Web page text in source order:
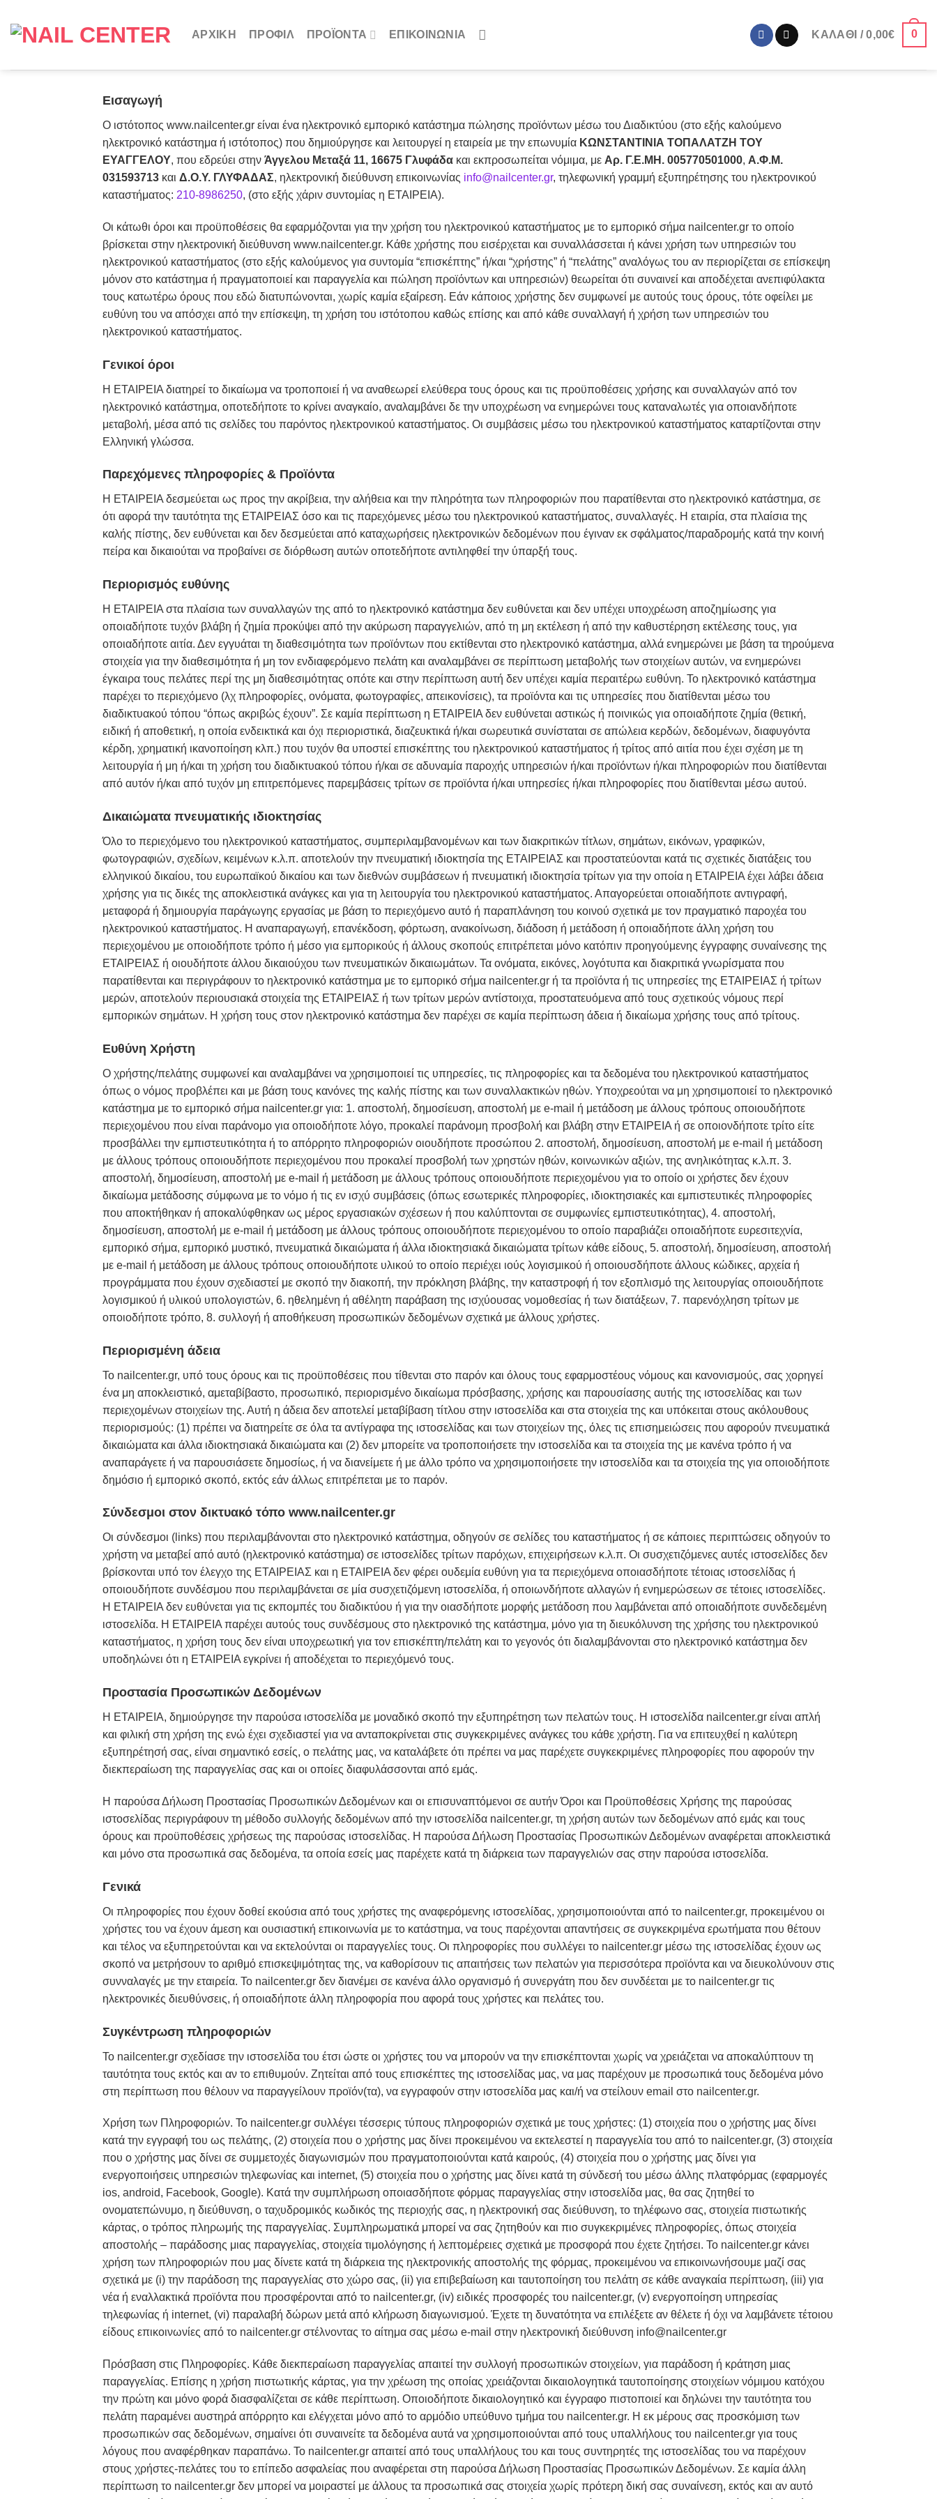
content
ΑΡΧΙΚΗ ΠΡΟΦΙΛ ΠΡΟΪΌΝΤΑ ΕΠΙΚΟΙΝΩΝΙΑ ΚΑΛΆΘΙ /0,00€ 0
Εισαγωγή
O ιστότοπος www.nailcenter.gr είναι ένα ηλεκτρονικό εμπορικό κατάστημα πώλησης προϊόντων μέσω του Διαδικτύου (στο εξής καλούμενο
ηλεκτρονικό κατάστημα ή ιστότοπος) που δημιούργησε και λειτουργεί η εταιρεία με την επωνυμία ΚΩΝΣΤΑΝΤΙΝΙΑ ΤΟΠΑΛΑΤΖΗ ΤΟΥ
ΕΥΑΓΓΕΛΟΥ, που εδρεύει στην Άγγελου Μεταξά 11, 16675 Γλυφάδα και εκπροσωπείται νόμιμα, με Αρ. Γ.Ε.ΜΗ. 005770501000, Α.Φ.Μ.
031593713 και Δ.Ο.Υ. ΓΛΥΦΑΔΑΣ, ηλεκτρονική διεύθυνση επικοινωνίας info@nailcenter.gr, τηλεφωνική γραμμή εξυπηρέτησης του ηλεκτρονικού
καταστήματος: 210-8986250, (στο εξής χάριν συντομίας η ΕΤΑΙΡΕΙΑ).
Οι κάτωθι όροι και προϋποθέσεις θα εφαρμόζονται για την χρήση του ηλεκτρονικού καταστήματος με το εμπορικό σήμα nailcenter.gr το οποίο
βρίσκεται στην ηλεκτρονική διεύθυνση www.nailcenter.gr. Κάθε χρήστης που εισέρχεται και συναλλάσσεται ή κάνει χρήση των υπηρεσιών του
ηλεκτρονικού καταστήματος (στο εξής καλούμενος για συντομία “επισκέπτης” ή/και “χρήστης” ή “πελάτης” αναλόγως του αν περιορίζεται σε επίσκεψη
μόνον στο κατάστημα ή πραγματοποιεί και παραγγελία και πώληση προϊόντων και υπηρεσιών) θεωρείται ότι συναινεί και αποδέχεται ανεπιφύλακτα
τους κατωτέρω όρους που εδώ διατυπώνονται, χωρίς καμία εξαίρεση. Εάν κάποιος χρήστης δεν συμφωνεί με αυτούς τους όρους, τότε οφείλει με
ευθύνη του να απόσχει από την επίσκεψη, τη χρήση του ιστότοπου καθώς επίσης και από κάθε συναλλαγή ή χρήση των υπηρεσιών του
ηλεκτρονικού καταστήματος.
Γενικοί όροι
Η ΕΤΑΙΡΕΙΑ διατηρεί το δικαίωμα να τροποποιεί ή να αναθεωρεί ελεύθερα τoυς όρους και τις προϋποθέσεις χρήσης και συναλλαγών από τον
ηλεκτρονικό κατάστημα, οποτεδήποτε το κρίνει αναγκαίο, αναλαμβάνει δε την υποχρέωση να ενημερώνει τους καταναλωτές για οποιανδήποτε
μεταβολή, μέσα από τις σελίδες του παρόντος ηλεκτρονικού καταστήματος. Οι συμβάσεις μέσω του ηλεκτρονικού καταστήματος καταρτίζονται στην
Ελληνική γλώσσα.
Παρεχόμενες πληροφορίες & Προϊόντα
H ΕΤΑΙΡΕΙΑ δεσμεύεται ως προς την ακρίβεια, την αλήθεια και την πληρότητα των πληροφοριών που παρατίθενται στο ηλεκτρονικό κατάστημα, σε
ότι αφορά την ταυτότητα της ΕΤΑΙΡΕΙΑΣ όσο και τις παρεχόμενες μέσω του ηλεκτρονικού καταστήματος, συναλλαγές. Η εταιρία, στα πλαίσια της
καλής πίστης, δεν ευθύνεται και δεν δεσμεύεται από καταχωρήσεις ηλεκτρονικών δεδομένων που έγιναν εκ σφάλματος/παραδρομής κατά την κοινή
πείρα και δικαιούται να προβαίνει σε διόρθωση αυτών οποτεδήποτε αντιληφθεί την ύπαρξή τους.
Περιορισμός ευθύνης
Η ΕΤΑΙΡΕΙΑ στα πλαίσια των συναλλαγών της από το ηλεκτρονικό κατάστημα δεν ευθύνεται και δεν υπέχει υποχρέωση αποζημίωσης για
οποιαδήποτε τυχόν βλάβη ή ζημία προκύψει από την ακύρωση παραγγελιών, από τη μη εκτέλεση ή από την καθυστέρηση εκτέλεσης τους, για
οποιαδήποτε αιτία. Δεν εγγυάται τη διαθεσιμότητα των προϊόντων που εκτίθενται στο ηλεκτρονικό κατάστημα, αλλά ενημερώνει με βάση τα τηρούμενα
στοιχεία για την διαθεσιμότητα ή μη τον ενδιαφερόμενο πελάτη και αναλαμβάνει σε περίπτωση μεταβολής των στοιχείων αυτών, να ενημερώνει
έγκαιρα τους πελάτες περί της μη διαθεσιμότητας οπότε και στην περίπτωση αυτή δεν υπέχει καμία περαιτέρω ευθύνη. Το ηλεκτρονικό κατάστημα
παρέχει το περιεχόμενο (λχ πληροφορίες, ονόματα, φωτογραφίες, απεικονίσεις), τα προϊόντα και τις υπηρεσίες που διατίθενται μέσω του
διαδικτυακού τόπου “όπως ακριβώς έχουν”. Σε καμία περίπτωση η ΕΤΑΙΡΕΙΑ δεν ευθύνεται αστικώς ή ποινικώς για οποιαδήποτε ζημία (θετική,
ειδική ή αποθετική, η οποία ενδεικτικά και όχι περιοριστικά, διαζευκτικά ή/και σωρευτικά συνίσταται σε απώλεια κερδών, δεδομένων, διαφυγόντα
κέρδη, χρηματική ικανοποίηση κλπ.) που τυχόν θα υποστεί επισκέπτης του ηλεκτρονικού καταστήματος ή τρίτος από αιτία που έχει σχέση με τη
λειτουργία ή μη ή/και τη χρήση του διαδικτυακού τόπου ή/και σε αδυναμία παροχής υπηρεσιών ή/και προϊόντων ή/και πληροφοριών που διατίθενται
από αυτόν ή/και από τυχόν μη επιτρεπόμενες παρεμβάσεις τρίτων σε προϊόντα ή/και υπηρεσίες ή/και πληροφορίες που διατίθενται μέσω αυτού.
Δικαιώματα πνευματικής ιδιοκτησίας
Όλο το περιεχόμενο του ηλεκτρονικού καταστήματος, συμπεριλαμβανομένων και των διακριτικών τίτλων, σημάτων, εικόνων, γραφικών,
φωτογραφιών, σχεδίων, κειμένων κ.λ.π. αποτελούν την πνευματική ιδιοκτησία της ΕΤΑΙΡΕΙΑΣ και προστατεύονται κατά τις σχετικές διατάξεις του
ελληνικού δικαίου, του ευρωπαϊκού δικαίου και των διεθνών συμβάσεων ή πνευματική ιδιοκτησία τρίτων για την οποία η ΕΤΑΙΡΕΙΑ έχει λάβει άδεια
χρήσης για τις δικές της αποκλειστικά ανάγκες και για τη λειτουργία του ηλεκτρονικού καταστήματος. Απαγορεύεται οποιαδήποτε αντιγραφή,
μεταφορά ή δημιουργία παράγωγης εργασίας με βάση το περιεχόμενο αυτό ή παραπλάνηση του κοινού σχετικά με τον πραγματικό παροχέα του
ηλεκτρονικού καταστήματος. Η αναπαραγωγή, επανέκδοση, φόρτωση, ανακοίνωση, διάδοση ή μετάδοση ή οποιαδήποτε άλλη χρήση του
περιεχομένου με οποιοδήποτε τρόπο ή μέσο για εμπορικούς ή άλλους σκοπούς επιτρέπεται μόνο κατόπιν προηγούμενης έγγραφης συναίνεσης της
ΕΤΑΙΡΕΙΑΣ ή οιουδήποτε άλλου δικαιούχου των πνευματικών δικαιωμάτων. Τα ονόματα, εικόνες, λογότυπα και διακριτικά γνωρίσματα που
παρατίθενται και περιγράφουν το ηλεκτρονικό κατάστημα με το εμπορικό σήμα nailcenter.gr ή τα προϊόντα ή τις υπηρεσίες της ΕΤΑΙΡΕΙΑΣ ή τρίτων
μερών, αποτελούν περιουσιακά στοιχεία της ΕΤΑΙΡΕΙΑΣ ή των τρίτων μερών αντίστοιχα, προστατευόμενα από τους σχετικούς νόμους περί
εμπορικών σημάτων. Η χρήση τους στον ηλεκτρονικό κατάστημα δεν παρέχει σε καμία περίπτωση άδεια ή δικαίωμα χρήσης τους από τρίτους.
Ευθύνη Χρήστη
Ο χρήστης/πελάτης συμφωνεί και αναλαμβάνει να χρησιμοποιεί τις υπηρεσίες, τις πληροφορίες και τα δεδομένα του ηλεκτρονικού καταστήματος
όπως ο νόμος προβλέπει και με βάση τους κανόνες της καλής πίστης και των συναλλακτικών ηθών. Υποχρεούται να μη χρησιμοποιεί τo ηλεκτρονικό
κατάστημα με το εμπορικό σήμα nailcenter.gr για: 1. αποστολή, δημοσίευση, αποστολή με e-mail ή μετάδοση με άλλους τρόπους οποιουδήποτε
περιεχομένου που είναι παράνομο για οποιοδήποτε λόγο, προκαλεί παράνομη προσβολή και βλάβη στην ΕΤΑΙΡΕΙΑ ή σε οποιονδήποτε τρίτο είτε
προσβάλλει την εμπιστευτικότητα ή το απόρρητο πληροφοριών οιουδήποτε προσώπου 2. αποστολή, δημοσίευση, αποστολή με e-mail ή μετάδοση
με άλλους τρόπους οποιουδήποτε περιεχομένου που προκαλεί προσβολή των χρηστών ηθών, κοινωνικών αξιών, της ανηλικότητας κ.λ.π. 3.
αποστολή, δημοσίευση, αποστολή με e-mail ή μετάδοση με άλλους τρόπους οποιουδήποτε περιεχομένου για το οποίο οι χρήστες δεν έχουν
δικαίωμα μετάδοσης σύμφωνα με το νόμο ή τις εν ισχύ συμβάσεις (όπως εσωτερικές πληροφορίες, ιδιοκτησιακές και εμπιστευτικές πληροφορίες
που αποκτήθηκαν ή αποκαλύφθηκαν ως μέρος εργασιακών σχέσεων ή που καλύπτονται σε συμφωνίες εμπιστευτικότητας), 4. αποστολή,
δημοσίευση, αποστολή με e-mail ή μετάδοση με άλλους τρόπους οποιουδήποτε περιεχομένου το οποίο παραβιάζει οποιαδήποτε ευρεσιτεχνία,
εμπορικό σήμα, εμπορικό μυστικό, πνευματικά δικαιώματα ή άλλα ιδιοκτησιακά δικαιώματα τρίτων κάθε είδους, 5. αποστολή, δημοσίευση, αποστολή
με e-mail ή μετάδοση με άλλους τρόπους οποιουδήποτε υλικού το οποίο περιέχει ιούς λογισμικού ή οποιουσδήποτε άλλους κώδικες, αρχεία ή
προγράμματα που έχουν σχεδιαστεί με σκοπό την διακοπή, την πρόκληση βλάβης, την καταστροφή ή τον εξοπλισμό της λειτουργίας οποιουδήποτε
λογισμικού ή υλικού υπολογιστών, 6. ηθελημένη ή αθέλητη παράβαση της ισχύουσας νομοθεσίας ή των διατάξεων, 7. παρενόχληση τρίτων με
οποιοδήποτε τρόπο, 8. συλλογή ή αποθήκευση προσωπικών δεδομένων σχετικά με άλλους χρήστες.
Περιορισμένη άδεια
Το nailcenter.gr, υπό τους όρους και τις προϋποθέσεις που τίθενται στο παρόν και όλους τους εφαρμοστέους νόμους και κανονισμούς, σας χορηγεί
ένα μη αποκλειστικό, αμεταβίβαστο, προσωπικό, περιορισμένο δικαίωμα πρόσβασης, χρήσης και παρουσίασης αυτής της ιστοσελίδας και των
περιεχομένων στοιχείων της. Αυτή η άδεια δεν αποτελεί μεταβίβαση τίτλου στην ιστοσελίδα και στα στοιχεία της και υπόκειται στους ακόλουθους
περιορισμούς: (1) πρέπει να διατηρείτε σε όλα τα αντίγραφα της ιστοσελίδας και των στοιχείων της, όλες τις επισημειώσεις που αφορούν πνευματικά
δικαιώματα και άλλα ιδιοκτησιακά δικαιώματα και (2) δεν μπορείτε να τροποποιήσετε την ιστοσελίδα και τα στοιχεία της με κανένα τρόπο ή να
αναπαράγετε ή να παρουσιάσετε δημοσίως, ή να διανείμετε ή με άλλο τρόπο να χρησιμοποιήσετε την ιστοσελίδα και τα στοιχεία της για οποιοδήποτε
δημόσιο ή εμπορικό σκοπό, εκτός εάν άλλως επιτρέπεται με το παρόν.
Σύνδεσμοι στον δικτυακό τόπο www.nailcenter.gr
Οι σύνδεσμοι (links) που περιλαμβάνονται στο ηλεκτρονικό κατάστημα, οδηγούν σε σελίδες του καταστήματος ή σε κάποιες περιπτώσεις οδηγούν το
χρήστη να μεταβεί από αυτό (ηλεκτρονικό κατάστημα) σε ιστοσελίδες τρίτων παρόχων, επιχειρήσεων κ.λ.π. Οι συσχετιζόμενες αυτές ιστοσελίδες δεν
βρίσκονται υπό τον έλεγχο της ΕΤΑΙΡΕΙΑΣ και η ΕΤΑΙΡΕΙΑ δεν φέρει ουδεμία ευθύνη για τα περιεχόμενα οποιασδήποτε τέτοιας ιστοσελίδας ή
οποιουδήποτε συνδέσμου που περιλαμβάνεται σε μία συσχετιζόμενη ιστοσελίδα, ή οποιωνδήποτε αλλαγών ή ενημερώσεων σε τέτοιες ιστοσελίδες.
Η EΤΑΙΡΕΙΑ δεν ευθύνεται για τις εκπομπές του διαδικτύου ή για την οιασδήποτε μορφής μετάδοση που λαμβάνεται από οποιαδήποτε συνδεδεμένη
ιστοσελίδα. Η ΕΤΑΙΡΕΙΑ παρέχει αυτούς τους συνδέσμους στο ηλεκτρονικό της κατάστημα, μόνο για τη διευκόλυνση της χρήσης του ηλεκτρονικού
καταστήματος, η χρήση τους δεν είναι υποχρεωτική για τον επισκέπτη/πελάτη και το γεγονός ότι διαλαμβάνονται στο ηλεκτρονικό κατάστημα δεν
υποδηλώνει ότι η ΕΤΑΙΡΕΙΑ εγκρίνει ή αποδέχεται το περιεχόμενό τους.
Προστασία Προσωπικών Δεδομένων
H ΕΤΑΙΡΕΙΑ, δημιούργησε την παρούσα ιστοσελίδα με μοναδικό σκοπό την εξυπηρέτηση των πελατών τους. Η ιστοσελίδα nailcenter.gr είναι απλή
και φιλική στη χρήση της ενώ έχει σχεδιαστεί για να ανταποκρίνεται στις συγκεκριμένες ανάγκες του κάθε χρήστη. Για να επιτευχθεί η καλύτερη
εξυπηρέτησή σας, είναι σημαντικό εσείς, ο πελάτης μας, να καταλάβετε ότι πρέπει να μας παρέχετε συγκεκριμένες πληροφορίες που αφορούν την
διεκπεραίωση της παραγγελίας σας και οι οποίες διαφυλάσσονται από εμάς.
Η παρούσα Δήλωση Προστασίας Προσωπικών Δεδομένων και οι επισυναπτόμενοι σε αυτήν Όροι και Προϋποθέσεις Χρήσης της παρούσας
ιστοσελίδας περιγράφουν τη μέθοδο συλλογής δεδομένων από την ιστοσελίδα nailcenter.gr, τη χρήση αυτών των δεδομένων από εμάς και τους
όρους και προϋποθέσεις χρήσεως της παρούσας ιστοσελίδας. Η παρούσα Δήλωση Προστασίας Προσωπικών Δεδομένων αναφέρεται αποκλειστικά
και μόνο στα προσωπικά σας δεδομένα, τα οποία εσείς μας παρέχετε κατά τη διάρκεια των παραγγελιών σας στην παρούσα ιστοσελίδα.
Γενικά
Οι πληροφορίες που έχουν δοθεί εκούσια από τους χρήστες της αναφερόμενης ιστοσελίδας, χρησιμοποιούνται από το nailcenter.gr, προκειμένου οι
χρήστες του να έχουν άμεση και ουσιαστική επικοινωνία με το κατάστημα, να τους παρέχονται απαντήσεις σε συγκεκριμένα ερωτήματα που θέτουν
και τέλος να εξυπηρετούνται και να εκτελούνται οι παραγγελίες τους. Οι πληροφορίες που συλλέγει το nailcenter.gr μέσω της ιστοσελίδας έχουν ως
σκοπό να μετρήσουν το αριθμό επισκεψιμότητας της, να καθορίσουν τις απαιτήσεις των πελατών για περισσότερα προϊόντα και να διευκολύνουν στις
συνναλαγές με την εταιρεία. Το nailcenter.gr δεν διανέμει σε κανένα άλλο οργανισμό ή συνεργάτη που δεν συνδέεται με το nailcenter.gr τις
ηλεκτρονικές διευθύνσεις, ή οποιαδήποτε άλλη πληροφορία που αφορά τους χρήστες και πελάτες του.
Συγκέντρωση πληροφοριών
Το nailcenter.gr σχεδίασε την ιστοσελίδα του έτσι ώστε οι χρήστες του να μπορούν να την επισκέπτονται χωρίς να χρειάζεται να αποκαλύπτουν τη
ταυτότητα τους εκτός και αν το επιθυμούν. Ζητείται από τους επισκέπτες της ιστοσελίδας μας, να μας παρέχουν με προσωπικά τους δεδομένα μόνο
στη περίπτωση που θέλουν να παραγγείλουν προϊόν(τα), να εγγραφούν στην ιστοσελίδα μας και/ή να στείλουν email στο nailcenter.gr.
Χρήση των Πληροφοριών. Το nailcenter.gr συλλέγει τέσσερις τύπους πληροφοριών σχετικά με τους χρήστες: (1) στοιχεία που ο χρήστης μας δίνει
κατά την εγγραφή του ως πελάτης, (2) στοιχεία που ο χρήστης μας δίνει προκειμένου να εκτελεστεί η παραγγελία του από το nailcenter.gr, (3) στοιχεία
που ο χρήστης μας δίνει σε συμμετοχές διαγωνισμών που πραγματοποιούνται κατά καιρούς, (4) στοιχεία που ο χρήστης μας δίνει για
ενεργοποιήσεις υπηρεσιών τηλεφωνίας και internet, (5) στοιχεία που ο χρήστης μας δίνει κατά τη σύνδεσή του μέσω άλλης πλατφόρμας (εφαρμογές
ios, android, Facebook, Google). Κατά την συμπλήρωση οποιασδήποτε φόρμας παραγγελίας στην ιστοσελίδα μας, θα σας ζητηθεί το
ονοματεπώνυμο, η διεύθυνση, ο ταχυδρομικός κωδικός της περιοχής σας, η ηλεκτρονική σας διεύθυνση, το τηλέφωνο σας, στοιχεία πιστωτικής
κάρτας, ο τρόπος πληρωμής της παραγγελίας. Συμπληρωματικά μπορεί να σας ζητηθούν και πιο συγκεκριμένες πληροφορίες, όπως στοιχεία
αποστολής – παράδοσης μιας παραγγελίας, στοιχεία τιμολόγησης ή λεπτομέρειες σχετικά με προσφορά που έχετε ζητήσει. Το nailcenter.gr κάνει
χρήση των πληροφοριών που μας δίνετε κατά τη διάρκεια της ηλεκτρονικής αποστολής της φόρμας, προκειμένου να επικοινωνήσουμε μαζί σας
σχετικά με (i) την παράδοση της παραγγελίας στο χώρο σας, (ii) για επιβεβαίωση και ταυτοποίηση του πελάτη σε κάθε αναγκαία περίπτωση, (iii) για
νέα ή εναλλακτικά προϊόντα που προσφέρονται από το nailcenter.gr, (iv) ειδικές προσφορές του nailcenter.gr, (v) ενεργοποίηση υπηρεσίας
τηλεφωνίας ή internet, (vi) παραλαβή δώρων μετά από κλήρωση διαγωνισμού. Έχετε τη δυνατότητα να επιλέξετε αν θέλετε ή όχι να λαμβάνετε τέτοιου
είδους επικοινωνίες από το nailcenter.gr στέλνοντας το αίτημα σας μέσω e-mail στην ηλεκτρονική διεύθυνση info@nailcenter.gr
Πρόσβαση στις Πληροφορίες. Κάθε διεκπεραίωση παραγγελίας απαιτεί την συλλογή προσωπικών στοιχείων, για παράδοση ή κράτηση μιας
παραγγελίας. Επίσης η χρήση πιστωτικής κάρτας, για την χρέωση της οποίας χρειάζονται δικαιολογητικά ταυτοποίησης στοιχείων νόμιμου κατόχου
την πρώτη και μόνο φορά διασφαλίζεται σε κάθε περίπτωση. Οποιοδήποτε δικαιολογητικό και έγγραφο πιστοποιεί και δηλώνει την ταυτότητα του
πελάτη παραμένει αυστηρά απόρρητο και ελέγχεται μόνο από το αρμόδιο υπεύθυνο τμήμα του nailcenter.gr. Η εκ μέρους σας προσκόμιση των
προσωπικών σας δεδομένων, σημαίνει ότι συναινείτε τα δεδομένα αυτά να χρησιμοποιούνται από τους υπαλλήλους του nailcenter.gr για τους
λόγους που αναφέρθηκαν παραπάνω. Το nailcenter.gr απαιτεί από τους υπαλλήλους του και τους συντηρητές της ιστοσελίδας του να παρέχουν
στους χρήστες-πελάτες του το επίπεδο ασφαλείας που αναφέρεται στη παρούσα Δήλωση Προστασίας Προσωπικών Δεδομένων. Σε καμία άλλη
περίπτωση το nailcenter.gr δεν μπορεί να μοιραστεί με άλλους τα προσωπικά σας στοιχεία χωρίς πρότερη δική σας συναίνεση, εκτός και αν αυτό